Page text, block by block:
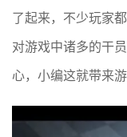
了起来，不少玩家
对游戏中诸多的干
心，小编这就带来游